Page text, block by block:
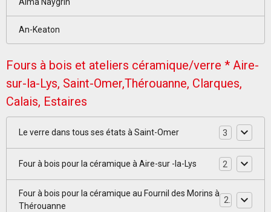
An-Keaton
Fours à bois et ateliers céramique/verre * Aire-
sur-la-Lys, Saint-Omer,Thérouanne, Clarques,
Calais, Estaires
Le verre dans tous ses états à Saint-Omer 3
Four à bois pour la céramique à Aire-sur -la-Lys 2
Four à bois pour la céramique au Fournil des Morins à
Thérouanne